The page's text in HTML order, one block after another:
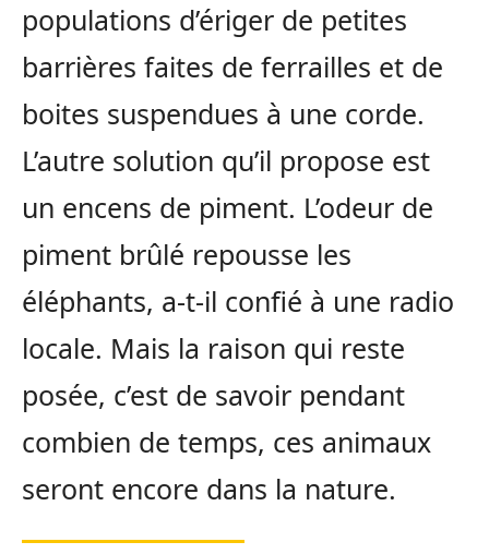
populations d’ériger de petites
barrières faites de ferrailles et de
boites suspendues à une corde.
L’autre solution qu’il propose est
un encens de piment. L’odeur de
piment brûlé repousse les
éléphants, a-t-il confié à une radio
locale. Mais la raison qui reste
posée, c’est de savoir pendant
combien de temps, ces animaux
seront encore dans la nature.